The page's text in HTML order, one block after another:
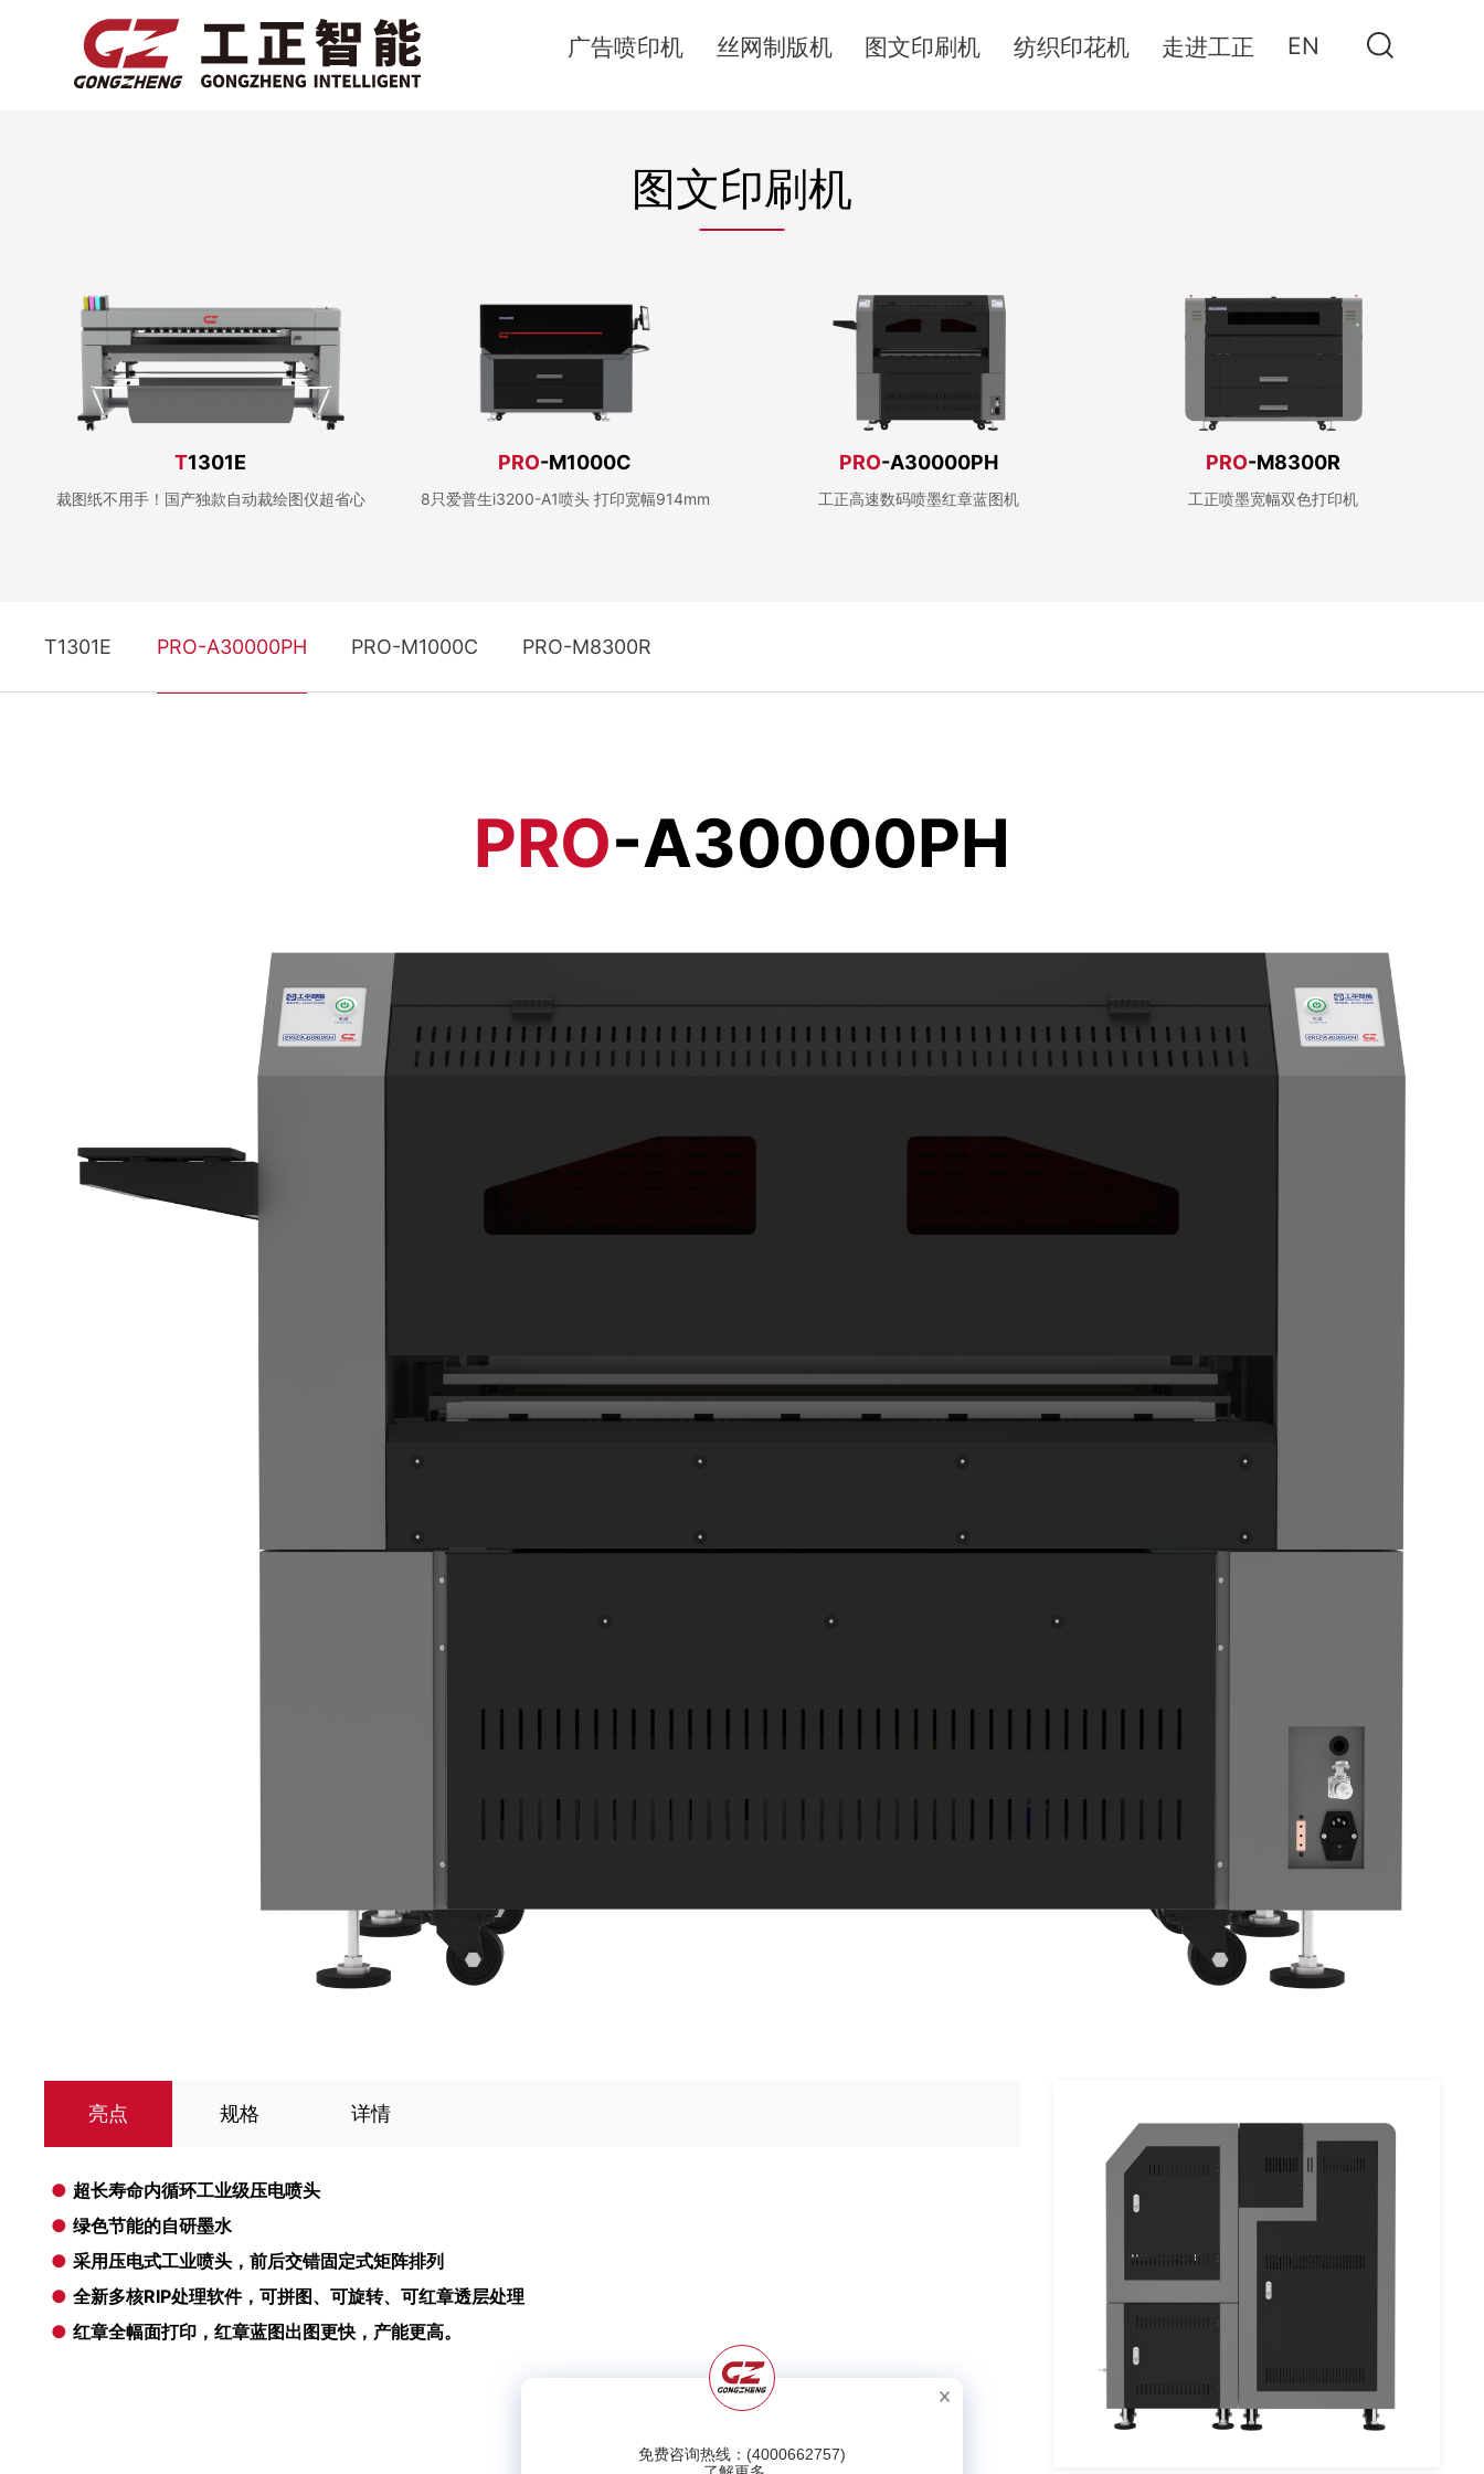
广告喷印机 丝网制版机 图文印刷机 纺织印花机 走进工正 EN
图文印刷机
T1301E
裁图纸不用手！国产独款自动裁绘图仪超省心
PRO-M1000C
8只爱普生i3200-A1喷头 打印宽幅914mm
PRO-A30000PH
工正高速数码喷墨红章蓝图机
PRO-M8300R
工正喷墨宽幅双色打印机
T1301E PRO-A30000PH PRO-M1000C PRO-M8300R
PRO-A30000PH
亮点 规格 详情
● 超长寿命内循环工业级压电喷头
● 绿色节能的自研墨水
● 采用压电式工业喷头，前后交错固定式矩阵排列
● 全新多核RIP处理软件，可拼图、可旋转、可红章透层处理
● 红章全幅面打印，红章蓝图出图更快，产能更高。
免费咨询热线：(4000662757)